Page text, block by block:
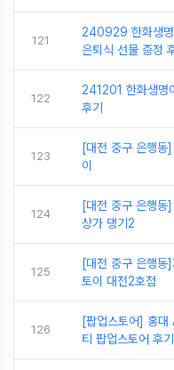
121
240929 한화생명
은퇴식 선물 증정
122
241201 한화생명
후기
123
[대전 중구 은행동
이
124
[대전 중구 은행동
상가 댕기2
125
[대전 중구 은행동
토이 대전2호점
126
[팝업스토어] 홍대
티 팝업스토어 후